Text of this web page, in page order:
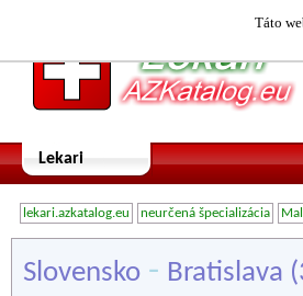
Táto
Lekari
lekari.azkatalog.eu neurčená špecializácia
Slovensko - Bratislava